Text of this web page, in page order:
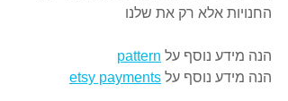
החנויות אלא רק את שלנו
הנה מידע נוסף על pattern
הנה מידע נוסף על etsy payments